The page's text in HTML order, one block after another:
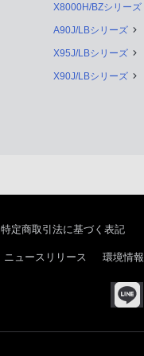
X8000H/BZシリーズ
A90J/LBシリーズ
X95J/LBシリーズ
X90J/LBシリーズ
特定商取引法に基づく表記
ニュースリリース 環境情報